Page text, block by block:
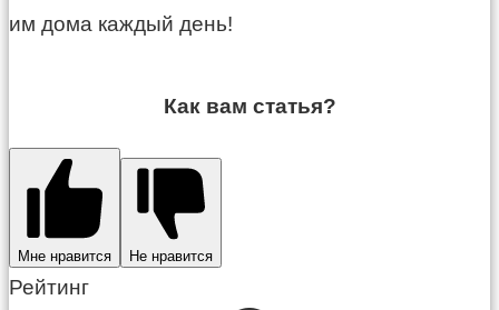
им дома каждый день!
Как вам статья?
Мне нравится Не нравится
Рейтинг